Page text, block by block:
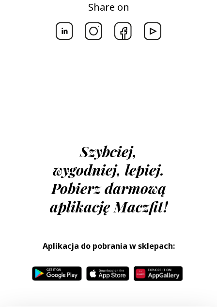
Share on
Szybciej,
wygodniej, lepiej.
Pobierz darmową
aplikację Maczfit!
Aplikacja do pobrania w sklepach: